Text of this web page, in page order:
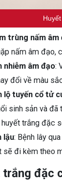
trùng nấm âm
nấm âm đạo,
nhiễm âm đạo:
đổi về màu
lộ tuyến cổ tử
sinh sản và đã
trắng đặc
lậu: Bệnh lây
sẽ đi kèm theo
trắng đặc